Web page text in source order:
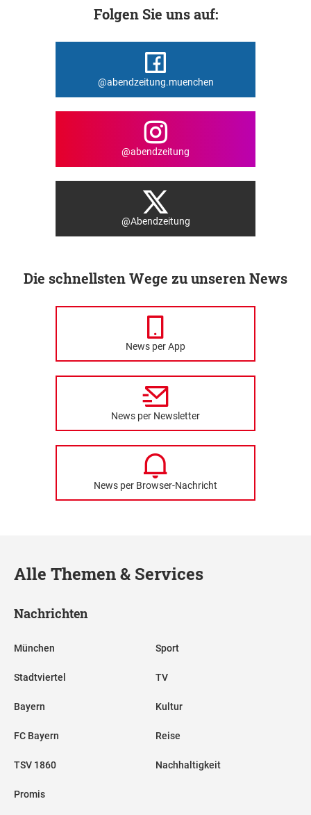
Folgen Sie uns auf:
@abendzeitung.muenchen
@abendzeitung
@Abendzeitung
Die schnellsten Wege zu unseren News
News per App
News per Newsletter
News per Browser-Nachricht
Alle Themen & Services
Nachrichten
München
Stadtviertel
Bayern
FC Bayern
TSV 1860
Promis
Sport
TV
Kultur
Reise
Nachhaltigkeit